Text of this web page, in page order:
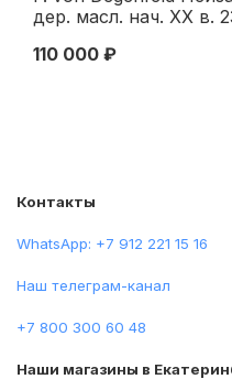
дер. масл. нач. ХХ в.
110 000 ₽
Контакты
WhatsApp: +7 912 221 15 16
Наш телеграм-канал
+7 800 300 60 48
Наши магазины в